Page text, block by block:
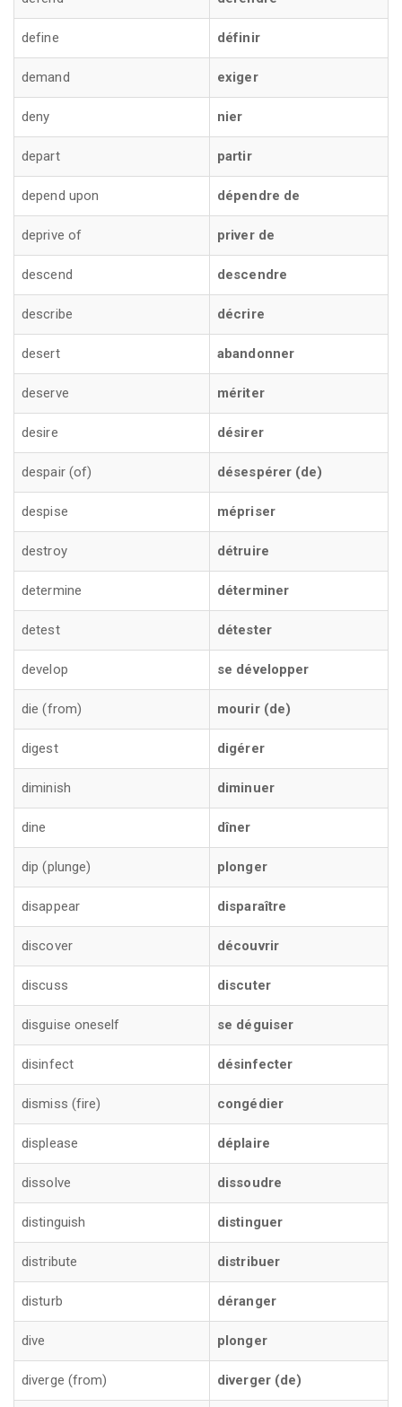
define définir
demand exiger
deny nier
depart partir
depend upon dépendre de
deprive of priver de
descend descendre
describe décrire
desert abandonner
deserve mériter
desire désirer
despair (of) désespérer (de)
despise mépriser
destroy détruire
determine déterminer
detest détester
develop se développer
die (from) mourir (de)
digest digérer
diminish diminuer
dine dîner
dip (plunge) plonger
disappear disparaître
discover découvrir
discuss discuter
disguise oneself se déguiser
disinfect désinfecter
dismiss (fire) congédier
displease déplaire
dissolve dissoudre
distinguish distinguer
distribute distribuer
disturb déranger
dive plonger
diverge (from) diverger (de)